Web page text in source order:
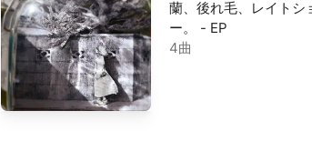
蘭、後れ毛、レイトシ
ー。 - EP
4曲